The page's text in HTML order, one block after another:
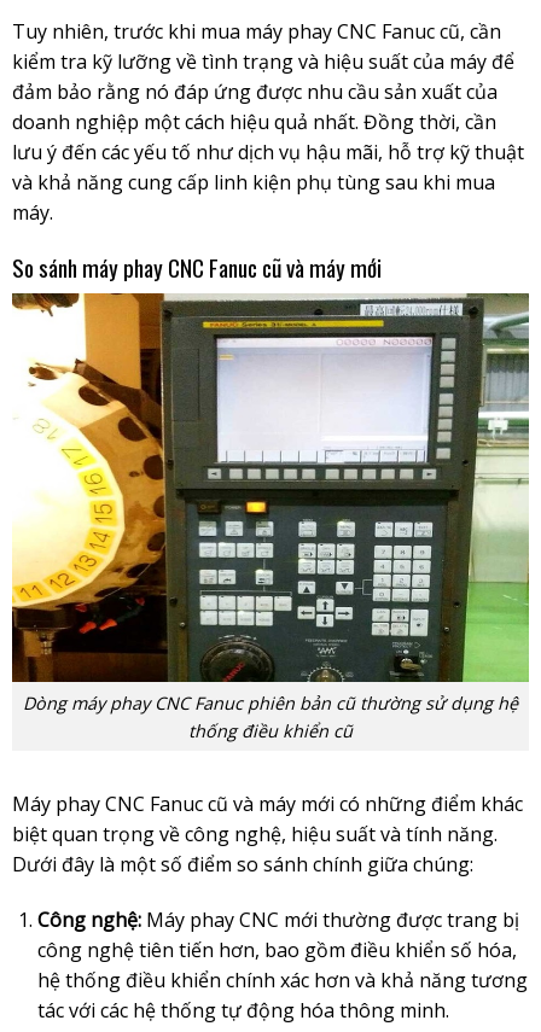
Tuy nhiên, trước khi mua máy phay CNC Fanuc cũ, cần
kiểm tra kỹ lưỡng về tình trạng và hiệu suất của máy để
đảm bảo rằng nó đáp ứng được nhu cầu sản xuất của
doanh nghiệp một cách hiệu quả nhất. Đồng thời, cần
lưu ý đến các yếu tố như dịch vụ hậu mãi, hỗ trợ kỹ thuật
và khả năng cung cấp linh kiện phụ tùng sau khi mua
máy.
So sánh máy phay CNC Fanuc cũ và máy mới
Dòng máy phay CNC Fanuc phiên bản cũ thường sử dụng hệ
thống điều khiển cũ
Máy phay CNC Fanuc cũ và máy mới có những điểm khác
biệt quan trọng về công nghệ, hiệu suất và tính năng.
Dưới đây là một số điểm so sánh chính giữa chúng:
Công nghệ:Máy phay CNC mới thường được trang bị
công nghệ tiên tiến hơn, bao gồm điều khiển số hóa,
hệ thống điều khiển chính xác hơn và khả năng tương
tác với các hệ thống tự động hóa thông minh.